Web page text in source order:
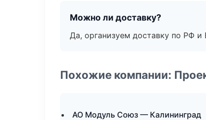
Можно ли доставку?
Да, организуем доставку по РФ
Похожие компании:
АО Модуль Союз — Калининград